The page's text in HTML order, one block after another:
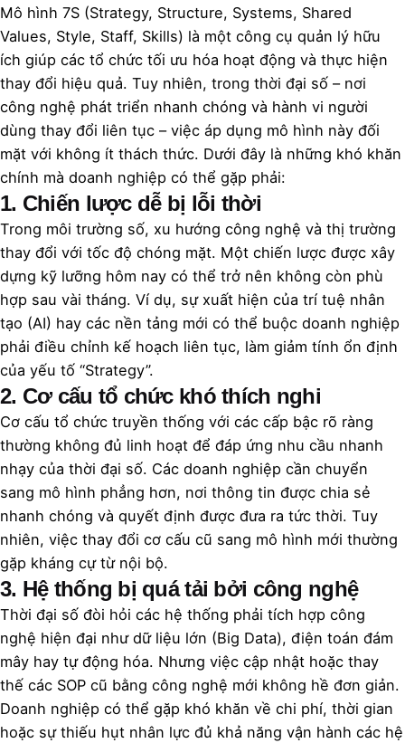
Mô hình 7S (Strategy, Structure, Systems, Shared
Values, Style, Staff, Skills) là một công cụ quản lý hữu
ích giúp các tổ chức tối ưu hóa hoạt động và thực hiện
thay đổi hiệu quả. Tuy nhiên, trong thời đại số – nơi
công nghệ phát triển nhanh chóng và hành vi người
dùng thay đổi liên tục – việc áp dụng mô hình này đối
mặt với không ít thách thức. Dưới đây là những khó khăn
chính mà doanh nghiệp có thể gặp phải:
1. Chiến lược dễ bị lỗi thời
Trong môi trường số, xu hướng công nghệ và thị trường
thay đổi với tốc độ chóng mặt. Một chiến lược được xây
dựng kỹ lưỡng hôm nay có thể trở nên không còn phù
hợp sau vài tháng. Ví dụ, sự xuất hiện của trí tuệ nhân
tạo (AI) hay các nền tảng mới có thể buộc doanh nghiệp
phải điều chỉnh kế hoạch liên tục, làm giảm tính ổn định
của yếu tố “Strategy”.
2. Cơ cấu tổ chức khó thích nghi
Cơ cấu tổ chức truyền thống với các cấp bậc rõ ràng
thường không đủ linh hoạt để đáp ứng nhu cầu nhanh
nhạy của thời đại số. Các doanh nghiệp cần chuyển
sang mô hình phẳng hơn, nơi thông tin được chia sẻ
nhanh chóng và quyết định được đưa ra tức thời. Tuy
nhiên, việc thay đổi cơ cấu cũ sang mô hình mới thường
gặp kháng cự từ nội bộ.
3. Hệ thống bị quá tải bởi công nghệ
Thời đại số đòi hỏi các hệ thống phải tích hợp công
nghệ hiện đại như dữ liệu lớn (Big Data), điện toán đám
mây hay tự động hóa. Nhưng việc cập nhật hoặc thay
thế các SOP cũ bằng công nghệ mới không hề đơn giản.
Doanh nghiệp có thể gặp khó khăn về chi phí, thời gian
hoặc sự thiếu hụt nhân lực đủ khả năng vận hành các hệ